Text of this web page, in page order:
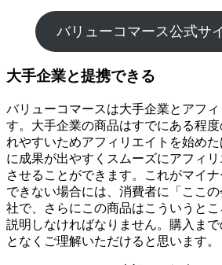
バリューコマース公式サ
大手企業と提携できる
バリューコマースは大手企業とアフ
す。大手企業の商品はすでにある程
れやすいためアフィリエイトを始め
に成果が出やすくスムーズにアフィ
させることができます。これがマイ
できない場合には、消費者に「ここ
社で、さらにこの商品はこういうと
説明しなければなりません。購入ま
となくご理解いただけると思います。